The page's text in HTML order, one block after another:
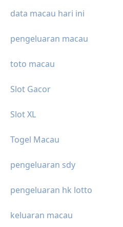
data macau hari ini
pengeluaran macau
toto macau
Slot Gacor
Slot XL
Togel Macau
pengeluaran sdy
pengeluaran hk lotto
keluaran macau